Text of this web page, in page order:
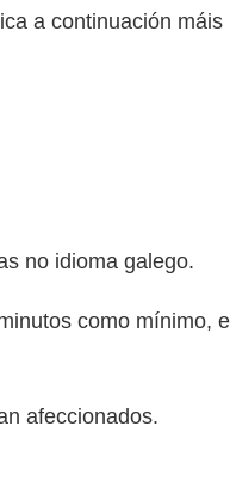
a continuación máis
no idioma galego.
como mínimo,
afeccionados.